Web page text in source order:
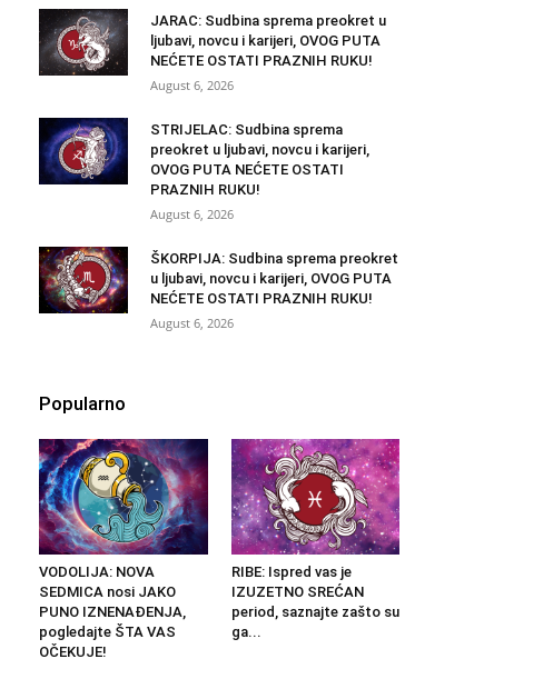
JARAC: Sudbina sprema preokret u
ljubavi, novcu i karijeri, OVOG PUTA
NEĆETE OSTATI PRAZNIH RUKU!
August 6, 2026
STRIJELAC: Sudbina sprema
preokret u ljubavi, novcu i karijeri,
OVOG PUTA NEĆETE OSTATI
PRAZNIH RUKU!
August 6, 2026
ŠKORPIJA: Sudbina sprema preokret
u ljubavi, novcu i karijeri, OVOG PUTA
NEĆETE OSTATI PRAZNIH RUKU!
August 6, 2026
Popularno
VODOLIJA: NOVA
SEDMICA nosi JAKO
PUNO IZNENAĐENJA,
pogledajte ŠTA VAS
OČEKUJE!
RIBE: Ispred vas je
IZUZETNO SREĆAN
period, saznajte zašto su
ga...